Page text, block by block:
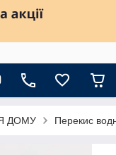
ДОМУ Перекис